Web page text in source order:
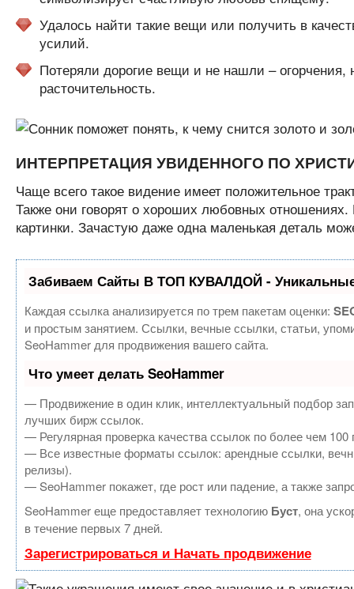
Удалось найти такие вещи или получить в
усилий.
Потеряли дорогие вещи и не нашли – огорчения,
расточительность.
ИНТЕРПРЕТАЦИЯ УВИДЕННОГО ПО
Чаще всего такое видение имеет положительное
Также они говорят о хороших любовных
картинки. Зачастую даже одна маленькая деталь
Забиваем Сайты В ТОП КУВАЛДОЙ - Уникальные
Каждая ссылка анализируется по трем пакетам оценки:
и простым занятием. Ссылки, вечные ссылки, статьи,
SeoHammer для продвижения вашего сайта.
Что умеет делать SeoHammer
— Продвижение в один клик, интеллектуальный подбор
лучших бирж ссылок.
— Регулярная проверка качества ссылок по более чем
— Все известные форматы ссылок: арендные ссылки,
релизы).
— SeoHammer покажет, где рост или падение, а также
SeoHammer еще предоставляет технологию Буст, она
в течение первых 7 дней.
Зарегистрироваться и Начать продвижение